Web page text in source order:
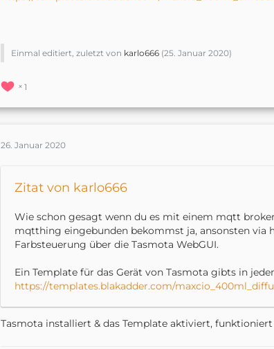
Einmal editiert, zuletzt von karlo666 (25. Januar 2020)
1
26. Januar 2020
Zitat von karlo666
Wie schon gesagt wenn du es mit einem mqtt
mqtthing eingebunden bekommst ja, ansonsten via
Farbsteuerung über die Tasmota WebGUI.
Ein Template für das Gerät von Tasmota gibts in
https://templates.blakadder.com/
Tasmota installiert & das Template aktiviert,